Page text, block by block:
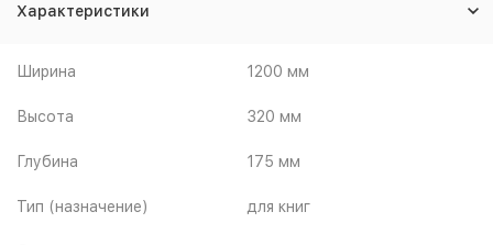
Характеристики
Ширина 1200 мм
Высота 320 мм
Глубина 175 мм
Тип (назначение) для книг